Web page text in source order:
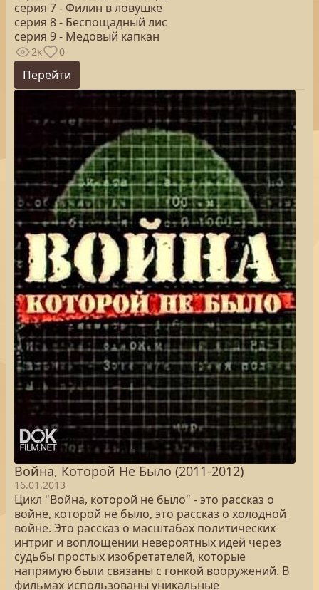
серия 7 - Филин в ловушке
серия 8 - Беспощадный лис
серия 9 - Медовый капкан
2к 0
Перейти
Война, Которой Не Было (2011-2012)
16.01.2013
Цикл "Война, которой не было" - это рассказ о
войне, которой не было, это рассказ о холодной
войне. Это рассказ о масштабах политических
интриг и воплощении невероятных идей через
судьбы простых изобретателей, которые
напрямую были связаны с гонкой вооружений. В
фильмах использованы уникальные